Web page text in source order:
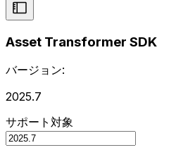
Asset Transformer SDK
バージョン:
2025.7
サポート対象